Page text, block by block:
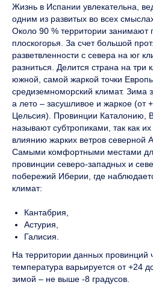
Жизнь в Испании увлекательна,
одним из развитых во всех
Около 90 % территории занимают
плоскогорья. За счет большой
разветвленности с севера на юг
разниться. Делится страна на три
южной, самой жаркой точки
средиземноморский климат. Зима
а лето – засушливое и жаркое (от
Цельсия). Провинции Каталонию,
называют субтропиками, так как
влиянию жарких ветров северной
Самыми комфортными местами
провинции северо-западных и
побережий Иберии, где
климат:
Кантабрия,
Астурия,
Галисия.
На территории данных провинций
температура варьируется от +24
зимой – не выше -8 градусов.